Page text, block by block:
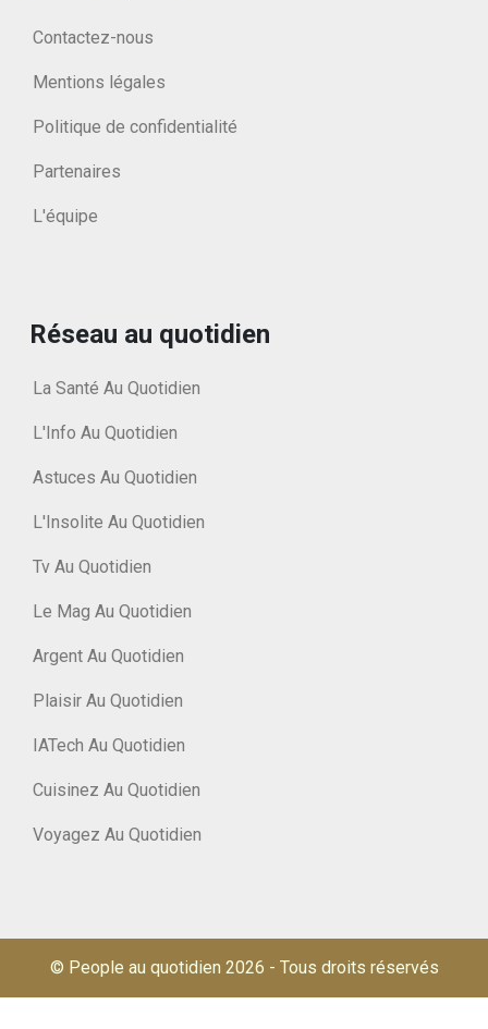
Contactez-nous
Mentions légales
Politique de confidentialité
Partenaires
L'équipe
Réseau au quotidien
La Santé Au Quotidien
L'Info Au Quotidien
Astuces Au Quotidien
L'Insolite Au Quotidien
Tv Au Quotidien
Le Mag Au Quotidien
Argent Au Quotidien
Plaisir Au Quotidien
IATech Au Quotidien
Cuisinez Au Quotidien
Voyagez Au Quotidien
© People au quotidien 2026 - Tous droits réservés